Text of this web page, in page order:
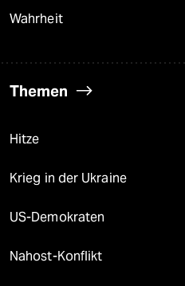
Wahrheit
Themen
Hitze
Krieg in der Ukraine
US-Demokraten
Nahost-Konflikt